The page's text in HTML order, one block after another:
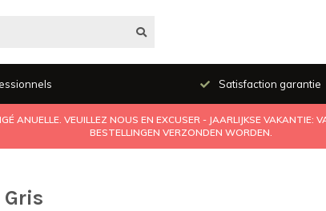
Satisfaction garantie
ANUELLE. VEUILLEZ NOUS EN EXCUSER - JAARLIJKSE VAKANTIE:
BESTELLINGEN VERZONDEN WORDEN.